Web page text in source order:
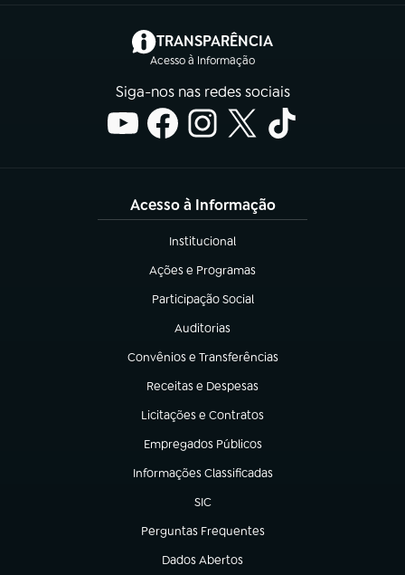
TRANSPARÊNCIA
Acesso à Informação
(abre em nova aba)
Siga-nos nas redes sociais
Acesso à Informação
Institucional
(abre em nova aba)
Ações e Programas
(abre em nova aba)
Participação Social
(abre em nova aba)
Auditorias
(abre em nova aba)
Convênios e Transferências
(abre em nova aba)
Receitas e Despesas
(abre em nova aba)
Licitações e Contratos
(abre em nova aba)
Empregados Públicos
(abre em nova aba)
Informações Classificadas
(abre em nova aba)
SIC
(abre em nova aba)
Perguntas Frequentes
(abre em nova aba)
Dados Abertos
(abre em nova aba)